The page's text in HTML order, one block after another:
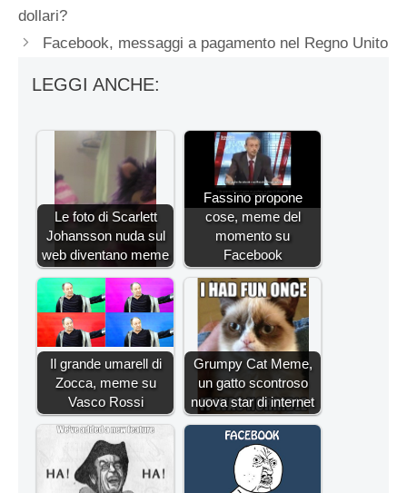
dollari?
Facebook, messaggi a pagamento nel Regno Unito
LEGGI ANCHE:
Le foto di Scarlett
Johansson nuda sul
web diventano meme
Fassino propone
cose, meme del
momento su
Facebook
Il grande umarell di
Zocca, meme su
Vasco Rossi
Grumpy Cat Meme,
un gatto scontroso
nuova star di internet